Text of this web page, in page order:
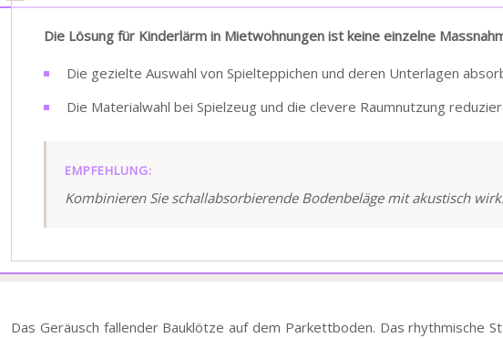
Die Lösung für Kinderlärm in Mietwohnungen ist keine einzelne
Die gezielte Auswahl von Spielteppichen und deren Unterlagen
Die Materialwahl bei Spielzeug und die clevere Raumnutzung
EMPFEHLUNG:
Kombinieren Sie schallabsorbierende Bodenbeläge mit akustisch
Das Geräusch fallender Bauklötze auf dem Parkettboden. Das rhythmische